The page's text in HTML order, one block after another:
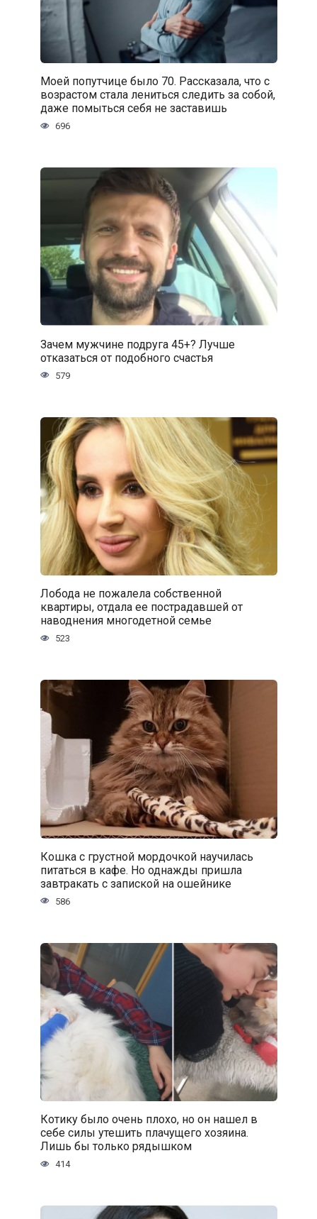
Моей попутчице было 70. Рассказала, что с
возрастом стала лениться следить за собой,
даже помыться себя не заставишь
696
Зачем мужчине подруга 45+? Лучше
отказаться от подобного счастья
579
Лобода не пожалела собственной
квартиры, отдала ее пострадавшей от
наводнения многодетной семье
523
Кошка с грустной мордочкой научилась
питаться в кафе. Но однажды пришла
завтракать с запиской на ошейнике
586
Котику было очень плохо, но он нашел в
себе силы утешить плачущего хозяина.
Лишь бы только рядышком
414